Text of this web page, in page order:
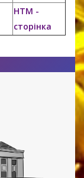
HTM -
сторінка